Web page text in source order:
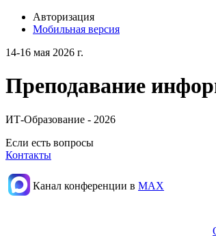
Авторизация
Мобильная версия
14-16 мая 2026 г.
Преподавание
ИТ-Образование - 2026
Если есть вопросы
Контакты
Канал конференции в МАХ